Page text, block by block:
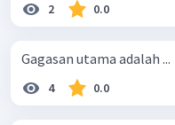
2 0.0
Gagasan utama adalah ...
4 0.0